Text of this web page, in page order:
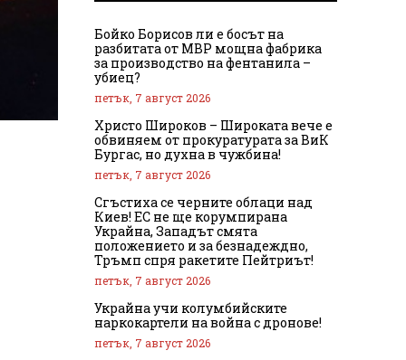
Бойко Борисов ли е босът на
разбитата от МВР мощна фабрика
за производство на фентанила –
убиец?
петък, 7 август 2026
Христо Широков – Широката вече е
обвиняем от прокуратурата за ВиК
Бургас, но духна в чужбина!
петък, 7 август 2026
Сгъстиха се черните облаци над
Киев! ЕС не ще корумпирана
Украйна, Западът смята
положението и за безнадеждно,
Тръмп спря ракетите Пейтриът!
петък, 7 август 2026
Украйна учи колумбийските
наркокартели на война с дронове!
петък, 7 август 2026